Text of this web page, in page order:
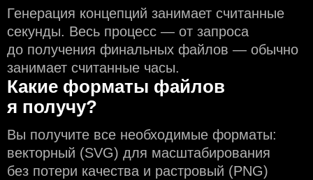
Генерация концепций занимает считанные
секунды. Весь процесс — от запроса
до получения финальных файлов — обычно
занимает считанные часы.
Какие форматы файлов
я получу?
Вы получите все необходимые форматы:
векторный (SVG) для масштабирования
без потери качества и растровый (PNG)